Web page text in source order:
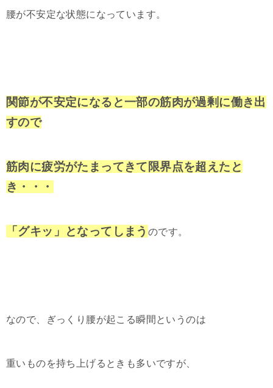
腰が不安定な状態になっています。
関節が不安定になると一部の筋肉が過剰に働き出
すので
筋肉に疲労がたまってきて限界点を超えたと
き・・・
「グキッ」となってしまう のです。
なので、ぎっくり腰が起こる瞬間というのは
重いものを持ち上げるときも多いですが、